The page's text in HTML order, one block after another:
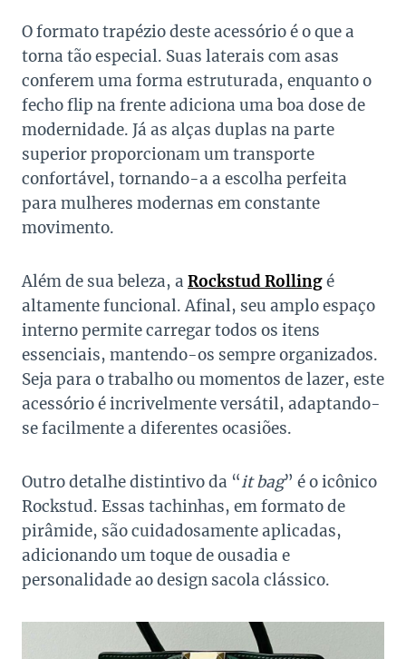
O formato trapézio deste acessório é o que a
torna tão especial. Suas laterais com asas
conferem uma forma estruturada, enquanto o
fecho flip na frente adiciona uma boa dose de
modernidade. Já as alças duplas na parte
superior proporcionam um transporte
confortável, tornando-a a escolha perfeita
para mulheres modernas em constante
movimento.
Além de sua beleza, a Rockstud Rollingé
altamente funcional. Afinal, seu amplo espaço
interno permite carregar todos os itens
essenciais, mantendo-os sempre organizados.
Seja para o trabalho ou momentos de lazer, este
acessório é incrivelmente versátil, adaptando-
se facilmente a diferentes ocasiões.
Outro detalhe distintivo da “it bag” é o icônico
Rockstud. Essas tachinhas, em formato de
pirâmide, são cuidadosamente aplicadas,
adicionando um toque de ousadia e
personalidade ao design sacola clássico.